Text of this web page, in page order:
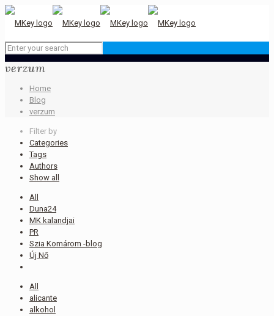
verzum
Home
Blog
verzum
Filter by
Categories
Tags
Authors
Show all
All
Duna24
MK kalandjai
PR
Szia Komárom -blog
Új Nő
All
alicante
alkohol